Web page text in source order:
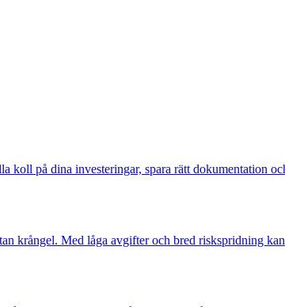
på dina investeringar, spara rätt dokumentation
krångel. Med låga avgifter och bred riskspridning